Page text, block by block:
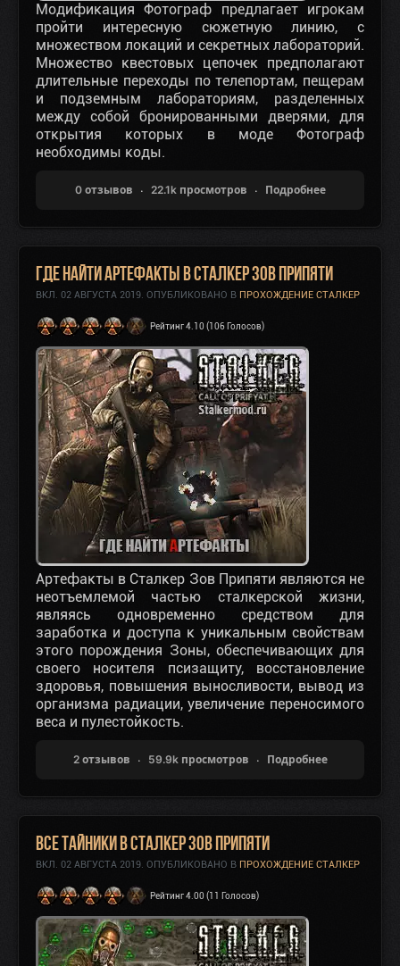
Модификация Фотограф предлагает игрокам
пройти интересную сюжетную линию, с
множеством локаций и секретных лабораторий.
Множество квестовых цепочек предполагают
длительные переходы по телепортам, пещерам
и подземным лабораториям, разделенных
между собой бронированными дверями, для
открытия которых в моде Фотограф
необходимы коды.
0 отзывов 22.1k просмотров Подробнее
Где найти Артефакты в Сталкер Зов Припяти
ВКЛ. 02 АВГУСТА 2019. ОПУБЛИКОВАНО В ПРОХОЖДЕНИЕ СТАЛКЕР
Рейтинг 4.10 (106 Голосов)
Артефакты в Сталкер Зов Припяти являются не
неотъемлемой частью сталкерской жизни,
являясь одновременно средством для
заработка и доступа к уникальным свойствам
этого порождения Зоны, обеспечивающих для
своего носителя псизащиту, восстановление
здоровья, повышения выносливости, вывод из
организма радиации, увеличение переносимого
веса и пулестойкость.
2 отзывов 59.9k просмотров Подробнее
Все тайники в Сталкер Зов Припяти
ВКЛ. 02 АВГУСТА 2019. ОПУБЛИКОВАНО В ПРОХОЖДЕНИЕ СТАЛКЕР
Рейтинг 4.00 (11 Голосов)